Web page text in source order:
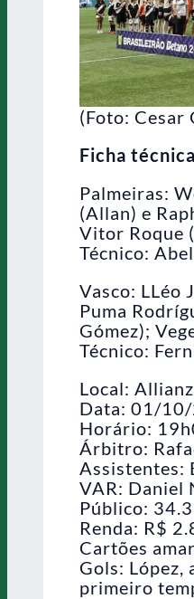
(Foto: Cesar
Ficha
Palmeiras:
(Allan) e
Vitor Roque
Técnico:
Vasco: LLéo
Puma
Gómez);
Técnico:
Local:
Data: 01/
Horário:
Árbitro:
Assistentes:
VAR: Daniel
Público:
Renda: R$
Cartões
Gols: López,
primeiro